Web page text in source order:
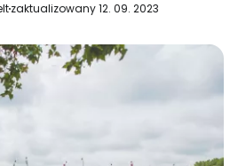
zaktualizowany 12. 09. 2023
z Facebookiem
z e-mailem